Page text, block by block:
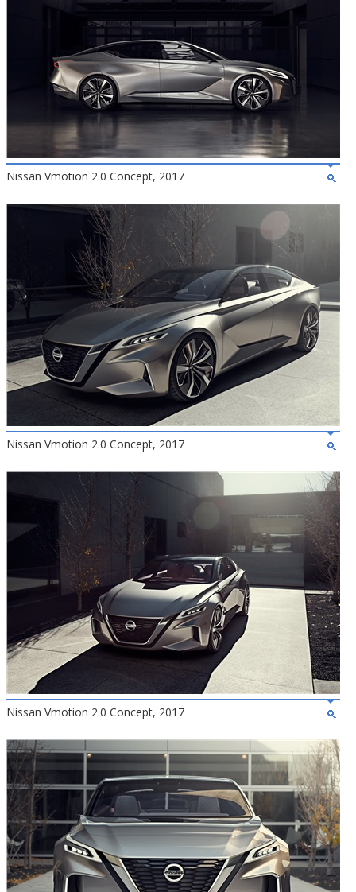
Nissan Vmotion 2.0 Concept, 2017
Nissan Vmotion 2.0 Concept, 2017
Nissan Vmotion 2.0 Concept, 2017